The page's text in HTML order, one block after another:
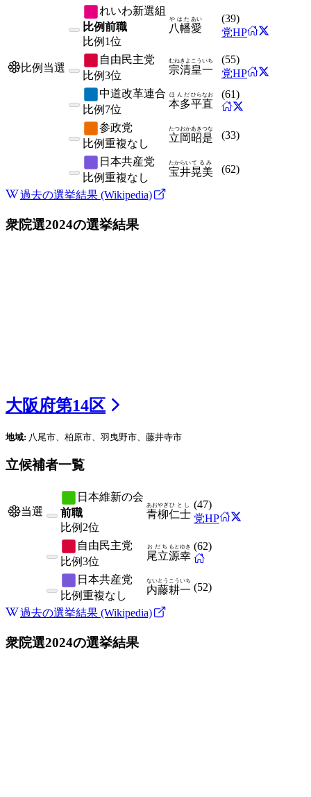
れいわ新選組
比例前職
比例 1位
八幡
やはた
愛
あい (39)
党HP
比例当選
自由民主党
比例3位 宗清
むねきよ
皇一
こういち (55)
党HP
中道改革連合
比例 7位 本多
ほんだ
平直
ひらなお (61)
参政党
比例重複なし 立岡
たつおか
昭是
あきつな
(33)
日本共産党
比例重複なし 宝井
たからい
晃美
てるみ
(62)
過去の選挙結果 (Wikipedia)
衆院選2024の選挙結果
大阪府第14区
地域: 八尾市、柏原市、羽曳野市、藤井寺市
立候補者一覧
当選
日本維新の会
前職
比例 2位
青柳
あおやぎ
仁士
ひとし (47)
党HP
自由民主党
比例3位 尾立
おだち
源幸
もとゆき (62)
日本共産党
比例重複なし 内藤
ないとう
耕一
こういち
(52)
過去の選挙結果 (Wikipedia)
衆院選2024の選挙結果